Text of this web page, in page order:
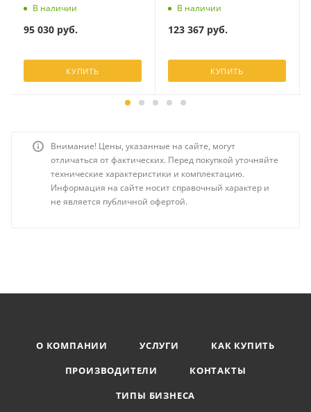
В наличии
95 030руб.
КУПИТЬ
В наличии
123 367руб.
КУПИТЬ
Внимание! Цены, указанные на сайте, могут
отличаться от фактических. Перед покупкой уточняйте
технические характеристики и комплектацию.
Информация на сайте носит справочный характер и
не является публичной офертой.
О КОМПАНИИ УСЛУГИ
КАК КУПИТЬ
ПРОИЗВОДИТЕЛИ
КОНТАКТЫ
ТИПЫ БИЗНЕСА